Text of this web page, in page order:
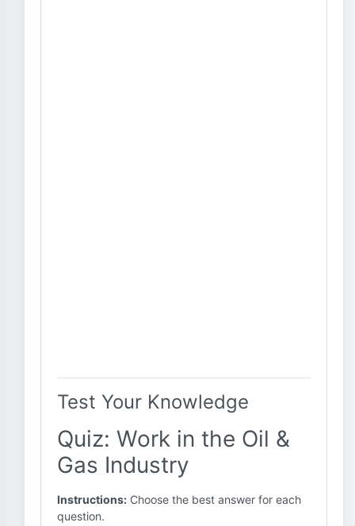
Test Your Knowledge
Quiz: Work in the Oil &
Gas Industry
Instructions: Choose the best answer for each
question.